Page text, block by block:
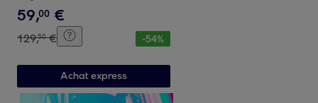
59,00 €
129,50 € -54%
Achat express